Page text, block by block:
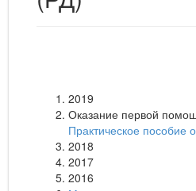
2019
Оказание первой
Практическое пособие
2018
2017
2016